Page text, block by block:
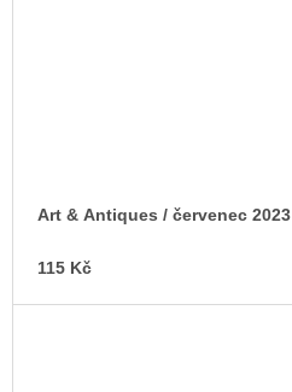
Art & Antiques / červenec 2023
115 Kč